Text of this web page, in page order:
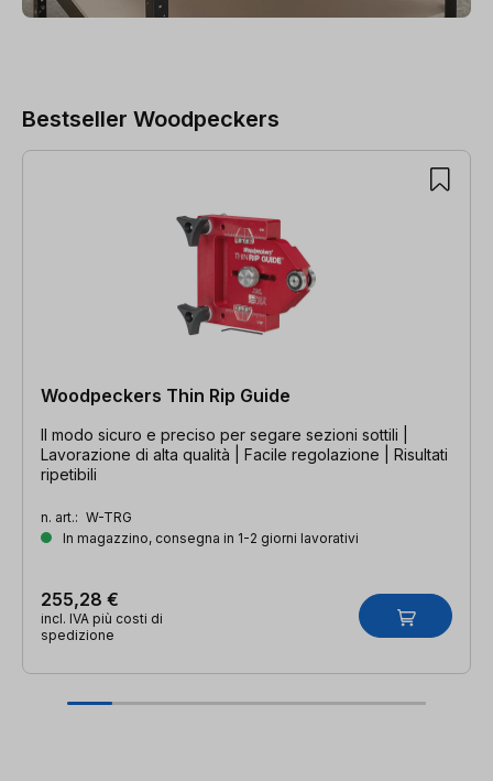
Bestseller Woodpeckers
Salta la galleria dei prodotti
Woodpeckers Thin Rip Guide
Il modo sicuro e preciso per segare sezioni sottili |
Lavorazione di alta qualità | Facile regolazione | Risultati
ripetibili
n. art.: W-TRG
In magazzino, consegna in 1-2 giorni lavorativi
255,28 €
incl. IVA più costi di
spedizione